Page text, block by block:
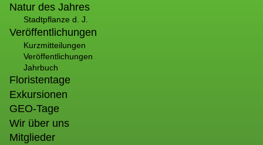
Natur des Jahres
Stadtpflanze d. J.
Veröffentlichungen
Kurzmitteilungen
Veröffentlichungen
Jahrbuch
Floristentage
Exkursionen
GEO-Tage
Wir über uns
Mitglieder